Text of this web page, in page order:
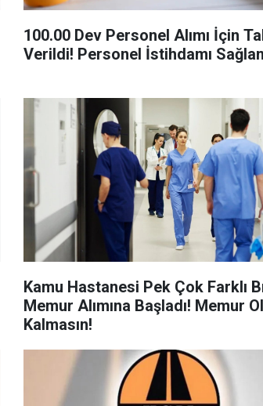
100.00 Dev Personel Alımı İçin
Verildi! Personel İstihdamı
Kamu Hastanesi Pek Çok Farklı
Memur Alımına Başladı! Memur
Kalmasın!